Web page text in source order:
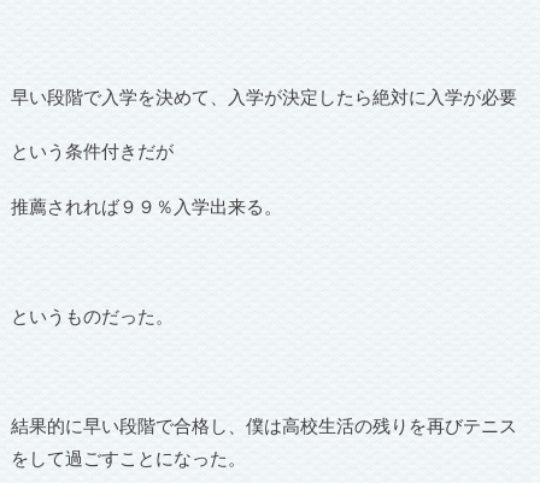
早い段階で入学を決めて、入学が決定したら絶対に入学が必要
という条件付きだが
推薦されれば９９％入学出来る。
というものだった。
結果的に早い段階で合格し、僕は高校生活の残りを再びテニス
をして過ごすことになった。